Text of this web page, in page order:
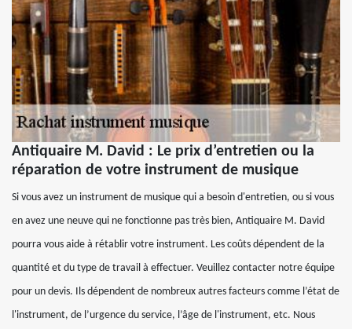
Antiquaire M. David : Le prix d’entretien ou la
réparation de votre instrument de musique
Si vous avez un instrument de musique qui a besoin d'entretien, ou si vous
en avez une neuve qui ne fonctionne pas très bien, Antiquaire M. David
pourra vous aide à rétablir votre instrument. Les coûts dépendent de la
quantité et du type de travail à effectuer. Veuillez contacter notre équipe
pour un devis. Ils dépendent de nombreux autres facteurs comme l’état de
l'instrument, de l’urgence du service, l’âge de l'instrument, etc. Nous